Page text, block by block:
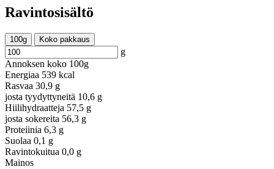
Ravintosisältö
100g Koko pakkaus
g
Annoksen koko 100g
Energiaa 539 kcal
Rasvaa 30,9 g
josta tyydyttyneitä 10,6 g
Hiilihydraatteja 57,5 g
josta sokereita 56,3 g
Proteiinia 6,3 g
Suolaa 0,1 g
Ravintokuitua 0,0 g
Mainos